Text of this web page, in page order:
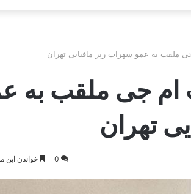
ملقب به عمو سهراب رپر مافیایی تهران
ام جی ملقب به
تهران
0 خواندن این مطلب 18